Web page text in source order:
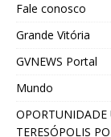
Fale conosco
Grande Vitória
GVNEWS Portal
Mundo
OPORTUNIDADE
TERESÓPOLIS